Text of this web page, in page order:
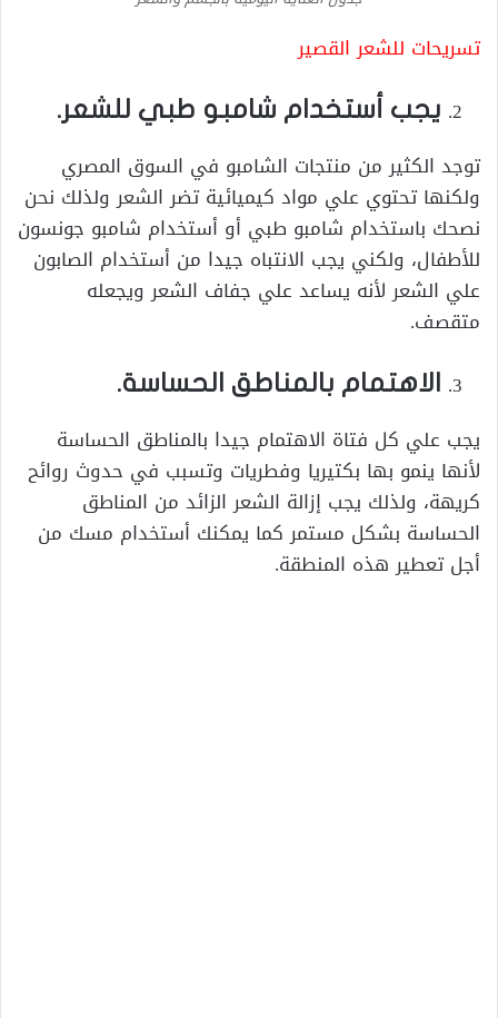
تسريحات للشعر القصير
يجب أستخدام شامبو طبي للشعر.
توجد الكثير من منتجات الشامبو في السوق المصري
ولكنها تحتوي علي مواد كيميائية تضر الشعر ولذلك نحن
نصحك باستخدام شامبو طبي أو أستخدام شامبو جونسون
للأطفال، ولكني يجب الانتباه جيدا من أستخدام الصابون
علي الشعر لأنه يساعد علي جفاف الشعر ويجعله
متقصف.
الاهتمام بالمناطق الحساسة.
يجب علي كل فتاة الاهتمام جيدا بالمناطق الحساسة
لأنها ينمو بها بكتيريا وفطريات وتسبب في حدوث روائح
كريهة، ولذلك يجب إزالة الشعر الزائد من المناطق
الحساسة بشكل مستمر كما يمكنك أستخدام مسك من
أجل تعطير هذه المنطقة.